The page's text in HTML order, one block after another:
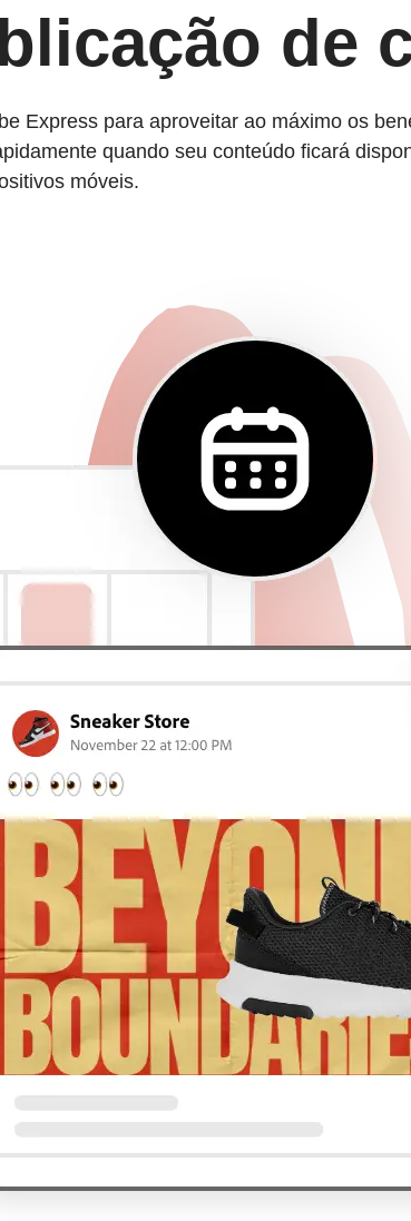
de
Express para aproveitar ao máximo os
quando seu conteúdo ficará
móveis.